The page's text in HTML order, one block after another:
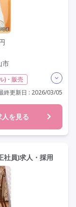
市
)・販売
談員
その他
会保険完備
問
終更新日 : 2026/03/05
人を見る
社員)求人・採用